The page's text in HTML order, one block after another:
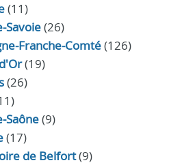
(11)
Savoie(26)
Franche-Comté(126)
(19)
(26)
(9)
(17)
de Belfort(9)